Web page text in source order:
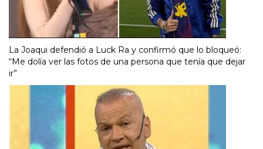
La Joaqui defendió a Luck Ra y confirmó que lo bloqueó:
“Me dolía ver las fotos de una persona que tenía que dejar
ir”